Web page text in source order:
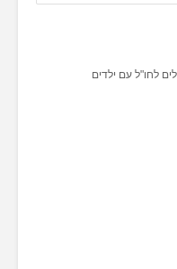
לחו"ל עם ילדים